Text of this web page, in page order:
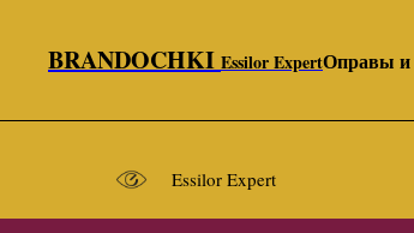
BRANDOCHKI Essilor ExpertОправы и
Essilor Expert